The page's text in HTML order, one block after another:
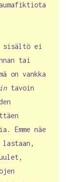
sisältö ei
tai
on vankka
tavoin
Emme näe
lastaan,